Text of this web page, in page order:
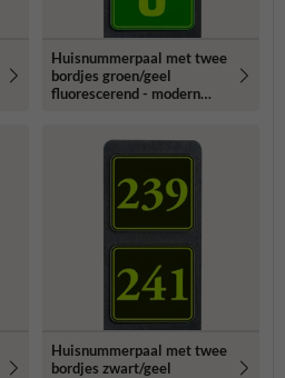
Huisnummerpaal met twee
bordjes groen/geel
fluorescerend - modern
Huisnummerpaal met twee
bordjes zwart/geel